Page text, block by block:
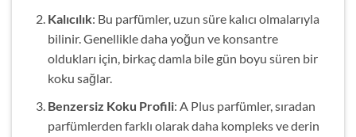
Kalıcılık: Bu parfümler, uzun süre kalıcı olmalarıyla
bilinir. Genellikle daha yoğun ve konsantre
oldukları için, birkaç damla bile gün boyu süren bir
koku sağlar.
Benzersiz Koku Profili: A Plus parfümler, sıradan
parfümlerden farklı olarak daha kompleks ve derin